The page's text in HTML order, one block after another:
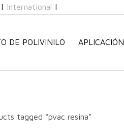
| International |
DE POLIVINILO APLICACIÓN
tagged “pvac resina”